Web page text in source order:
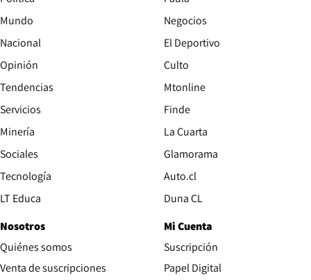
Mundo
Nacional
Opinión
Tendencias
Servicios
Minería
Sociales
Tecnología
LT Educa
Negocios
El Deportivo
Culto
Mtonline
Finde
La Cuarta
Glamorama
Auto.clOpens in new window
Duna CLOpens in new window
Nosotros
Quiénes somos
Venta de suscripciones
Mi Cuenta
Suscripción
Papel DigitalOpens in new